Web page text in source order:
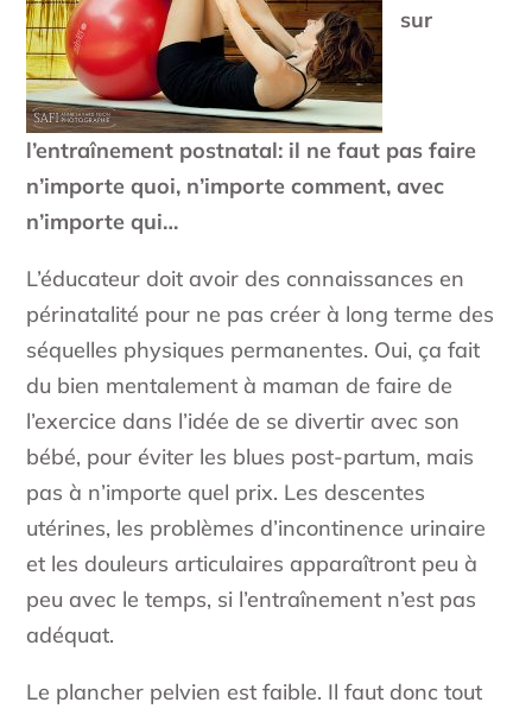
sur
l’entraînement postnatal: il ne faut pas faire
n’importe quoi, n’importe comment, avec
n’importe qui…
L’éducateur doit avoir des connaissances en
périnatalité pour ne pas créer à long terme des
séquelles physiques permanentes. Oui, ça fait
du bien mentalement à maman de faire de
l’exercice dans l’idée de se divertir avec son
bébé, pour éviter les blues post-partum, mais
pas à n’importe quel prix. Les descentes
utérines, les problèmes d’incontinence urinaire
et les douleurs articulaires apparaîtront peu à
peu avec le temps, si l’entraînement n’est pas
adéquat.
Le plancher pelvien est faible. Il faut donc tout